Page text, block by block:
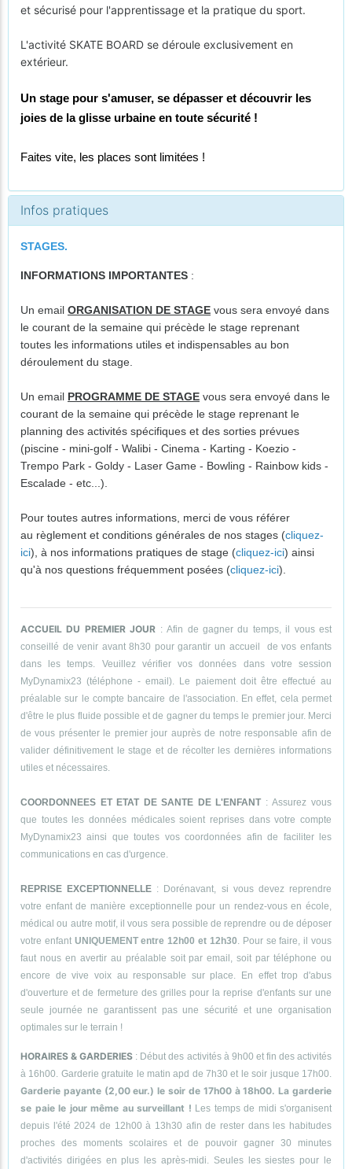
et sécurisé pour l'apprentissage et la pratique du sport.
L'activité SKATE BOARD se déroule exclusivement en
extérieur.​​​​​​​
Un stage pour s'amuser, se dépasser et découvrir les
joies de la glisse urbaine en toute sécurité !
Faites vite, les places sont limitées !
Infos pratiques
STAGES.
INFORMATIONS IMPORTANTES :
Un email ORGANISATION DE STAGE vous sera envoyé dans
le courant de la semaine qui précède le stage reprenant
toutes les informations utiles et indispensables au bon
déroulement du stage.
Un email PROGRAMME DE STAGE vous sera envoyé dans le
courant de la semaine qui précède le stage reprenant le
planning des activités spécifiques et des sorties prévues
(piscine - mini-golf - Walibi - Cinema - Karting - Koezio -
Trempo Park - Goldy - Laser Game - Bowling - Rainbow kids -
Escalade - etc...).
Pour toutes autres informations, merci de vous référer
au règlement et conditions générales de nos stages (cliquez-
ici), à nos informations pratiques de stage (cliquez-ici) ainsi
qu'à nos questions fréquemment posées (cliquez-ici).
ACCUEIL DU PREMIER JOUR : Afin de gagner du temps, il vous est
conseillé de venir avant 8h30 pour garantir un accueil de vos enfants
dans les temps. Veuillez vérifier vos données dans votre session
MyDynamix23 (téléphone - email). Le paiement doit être effectué au
préalable sur le compte bancaire de l'association. En effet, cela permet
d'être le plus fluide possible et de gagner du temps le premier jour. Merci
de vous présenter le premier jour auprès de notre responsable afin de
valider définitivement le stage et de récolter les dernières informations
utiles et nécessaires.
COORDONNEES ET ETAT DE SANTE DE L'ENFANT: Assurez vous
que toutes les données médicales soient reprises dans votre compte
MyDynamix23 ainsi que toutes vos coordonnées afin de faciliter les
communications en cas d'urgence.
REPRISE EXCEPTIONNELLE : Dorénavant, si vous devez reprendre
votre enfant de manière exceptionnelle pour un rendez-vous en école,
médical ou autre motif, il vous sera possible de reprendre ou de déposer
votre enfant UNIQUEMENT entre 12h00 et 12h30. Pour se faire, il vous
faut nous en avertir au préalable soit par email, soit par téléphone ou
encore de vive voix au responsable sur place. En effet trop d'abus
d'ouverture et de fermeture des grilles pour la reprise d'enfants sur une
seule journée ne garantissent pas une sécurité et une organisation
optimales sur le terrain !
HORAIRES & GARDERIES : Début des activités à 9h00 et fin des activités
à 16h00. Garderie gratuite le matin apd de 7h30 et le soir jusque 17h00.
Garderie payante (2,00 eur.) le soir de 17h00 à 18h00. La garderie
se paie le jour même au surveillant ! Les temps de midi s'organisent
depuis l'été 2024 de 12h00 à 13h30 afin de rester dans les habitudes
proches des moments scolaires et de pouvoir gagner 30 minutes
d'activités dirigées en plus les après-midi. Seules les siestes pour le